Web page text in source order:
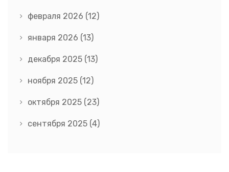
февраля 2026 (12)
января 2026 (13)
декабря 2025 (13)
ноября 2025 (12)
октября 2025 (23)
сентября 2025 (4)